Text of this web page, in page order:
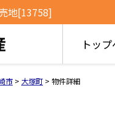
地[13758]
トッ
市 > 大塚町 > 物件詳細